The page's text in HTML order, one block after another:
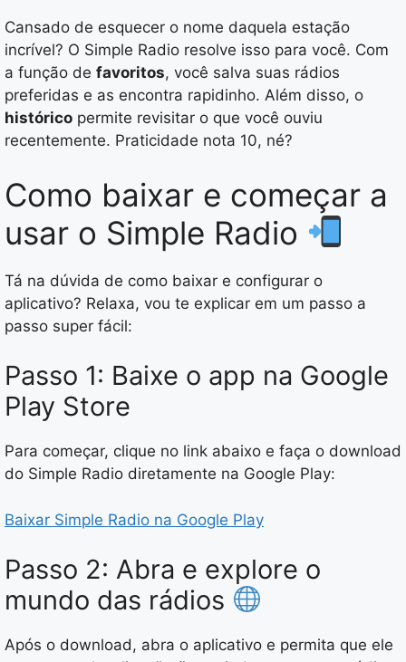
Cansado de esquecer o nome daquela estação
incrível? O Simple Radio resolve isso para você. Com
a função de favoritos, você salva suas rádios
preferidas e as encontra rapidinho. Além disso, o
histórico permite revisitar o que você ouviu
recentemente. Praticidade nota 10, né?
Como baixar e começar a
usar o Simple Radio
Tá na dúvida de como baixar e configurar o
aplicativo? Relaxa, vou te explicar em um passo a
passo super fácil:
Passo 1: Baixe o app na Google
Play Store
Para começar, clique no link abaixo e faça o download
do Simple Radio diretamente na Google Play:
Baixar Simple Radio na Google Play
Passo 2: Abra e explore o
mundo das rádios
Após o download, abra o aplicativo e permita que ele